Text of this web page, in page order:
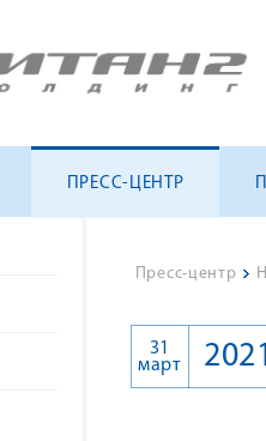
ПРЕСС-ЦЕНТР
Пресс-центр >
31
март